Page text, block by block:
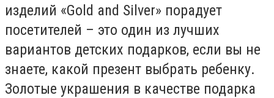
изделий «Gold and Silver» порадует
посетителей – это один из лучших
вариантов детских подарков, если вы не
знаете, какой презент выбрать ребенку.
Золотые украшения в качестве подарка